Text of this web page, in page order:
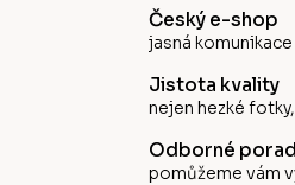
Český e-shop
jasná
Jistota kvality
nejen hezké
Odborné
pomůžeme vám